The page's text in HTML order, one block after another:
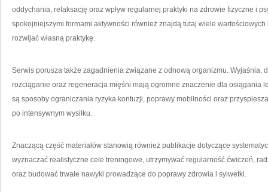
oddychania, relaksację oraz wpływ regularnej praktyki na zdrowie fizyczne i
spokojniejszymi formami aktywności również znajdą tutaj wiele
rozwijać własną praktykę.
Serwis porusza także zagadnienia związane z odnową organizmu. Wyjaśnia,
rozciąganie oraz regeneracja mięśni mają ogromne znaczenie dla osiągania
są sposoby ograniczania ryzyka kontuzji, poprawy mobilności oraz
po intensywnym wysiłku.
Znaczącą część materiałów stanowią również publikacje dotyczące
wyznaczać realistyczne cele treningowe, utrzymywać regularność ćwiczeń,
oraz budować trwałe nawyki prowadzące do poprawy zdrowia i sylwetki.